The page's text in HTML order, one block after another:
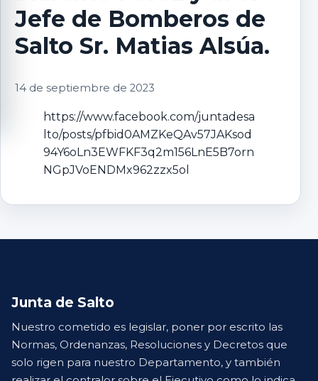
Jefe de Bomberos de
Salto Sr. Matias Alsúa.
14 de septiembre de 2023
https://www.facebook.com/juntadesa
lto/posts/pfbid0AMZKeQAv57JAKsod
94Y6oLn3EWFKF3q2m156LnE5B7orn
NGpJVoENDMx962zzx5ol
Junta de Salto
Nuestro cometido es legislar, poner por escrito las
Normas, Ordenanzas, Resoluciones y Decretos que
solo rigen para nuestro Departamento, y también